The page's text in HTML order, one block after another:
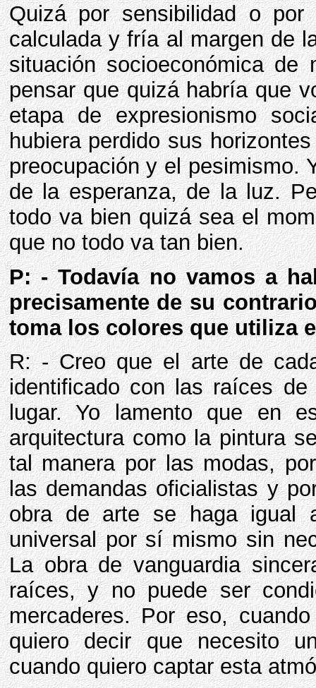
Quizá por sensibilidad o
calculada y fría al margen de
situación socioeconómica
pensar que quizá habría que
etapa de expresionismo
hubiera perdido sus
preocupación y el pesimismo.
de la esperanza, de la luz.
todo va bien quizá sea el
que no todo va tan bien.
P: - Todavía no vamos a
precisamente de su
toma los colores que utiliza
R: - Creo que el arte de
identificado con las raíces
lugar. Yo lamento que en
arquitectura como la pintura
tal manera por las modas,
las demandas oficialistas y
obra de arte se haga igual
universal por sí mismo sin
La obra de vanguardia
raíces, y no puede ser
mercaderes. Por eso,
quiero decir que necesito
cuando quiero captar esta